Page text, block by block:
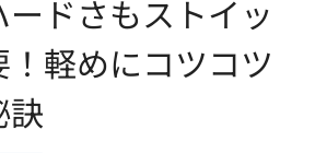
ドさもストイッ
軽めにコツコツ
訣